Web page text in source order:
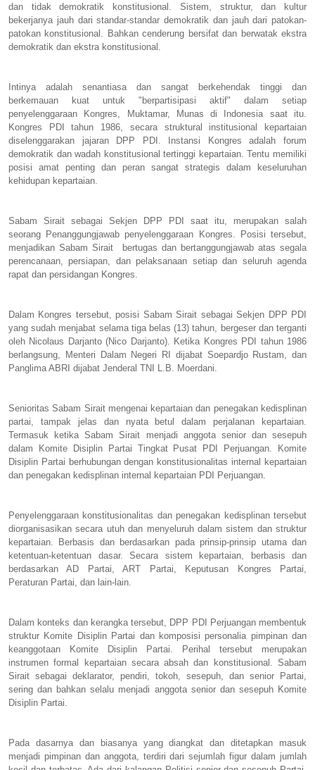
dan tidak demokratik konstitusional. Sistem, struktur, dan kultur
bekerjanya jauh dari standar-standar demokratik dan jauh dari patokan-
patokan konstitusional. Bahkan cenderung bersifat dan berwatak ekstra
demokratik dan ekstra konstitusional.
Intinya adalah senantiasa dan sangat berkehendak tinggi dan
berkemauan kuat untuk "berpartisipasi aktif" dalam setiap
penyelenggaraan Kongres, Muktamar, Munas di Indonesia saat itu.
Kongres PDI tahun 1986, secara struktural institusional kepartaian
diselenggarakan jajaran DPP PDI. Instansi Kongres adalah forum
demokratik dan wadah konstitusional tertinggi kepartaian. Tentu memiliki
posisi amat penting dan peran sangat strategis dalam keseluruhan
kehidupan kepartaian.
Sabam Sirait sebagai Sekjen DPP PDI saat itu, merupakan salah
seorang Penanggungjawab penyelenggaraan Kongres. Posisi tersebut,
menjadikan Sabam Sirait bertugas dan bertanggungjawab atas segala
perencanaan, persiapan, dan pelaksanaan setiap dan seluruh agenda
rapat dan persidangan Kongres.
Dalam Kongres tersebut, posisi Sabam Sirait sebagai Sekjen DPP PDI
yang sudah menjabat selama tiga belas (13) tahun, bergeser dan terganti
oleh Nicolaus Darjanto (Nico Darjanto). Ketika Kongres PDI tahun 1986
berlangsung, Menteri Dalam Negeri RI dijabat Soepardjo Rustam, dan
Panglima ABRI dijabat Jenderal TNI L.B. Moerdani.
Senioritas Sabam Sirait mengenai kepartaian dan penegakan kedisplinan
partai, tampak jelas dan nyata betul dalam perjalanan kepartaian.
Termasuk ketika Sabam Sirait menjadi anggota senior dan sesepuh
dalam Komite Disiplin Partai Tingkat Pusat PDI Perjuangan. Komite
Disiplin Partai berhubungan dengan konstitusionalitas internal kepartaian
dan penegakan kedisplinan internal kepartaian PDI Perjuangan.
Penyelenggaraan konstitusionalitas dan penegakan kedisplinan tersebut
diorganisasikan secara utuh dan menyeluruh dalam sistem dan struktur
kepartaian. Berbasis dan berdasarkan pada prinsip-prinsip utama dan
ketentuan-ketentuan dasar. Secara sistem kepartaian, berbasis dan
berdasarkan AD Partai, ART Partai, Keputusan Kongres Partai,
Peraturan Partai, dan lain-lain.
Dalam konteks dan kerangka tersebut, DPP PDI Perjuangan membentuk
struktur Komite Disiplin Partai dan komposisi personalia pimpinan dan
keanggotaan Komite Disiplin Partai. Perihal tersebut merupakan
instrumen formal kepartaian secara absah dan konstitusional. Sabam
Sirait sebagai deklarator, pendiri, tokoh, sesepuh, dan senior Partai,
sering dan bahkan selalu menjadi anggota senior dan sesepuh Komite
Disiplin Partai.
Pada dasarnya dan biasanya yang diangkat dan ditetapkan masuk
menjadi pimpinan dan anggota, terdiri dari sejumlah figur dalam jumlah